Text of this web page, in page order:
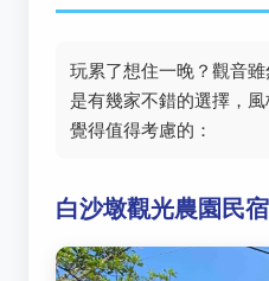
玩累了想住一晚？觀音
是有幾家不錯的選擇，
覺得值得考慮的：
白沙墩觀光農園民宿